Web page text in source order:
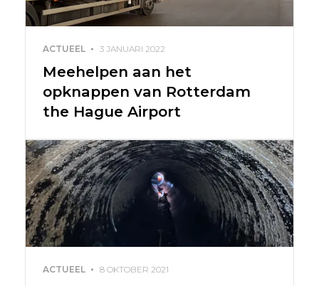
ACTUEEL 3 JANUARI 2022
Meehelpen aan het
opknappen van Rotterdam
the Hague Airport
ACTUEEL 8 OKTOBER 2021